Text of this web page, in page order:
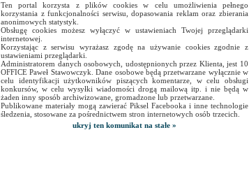
Ten portal korzysta z plików cookies w celu umożliwienia pełnego
korzystania z funkcjonalności serwisu, dopasowania reklam oraz zbierania
anonimowych statystyk.
Obsługę cookies możesz wyłączyć w ustawieniach Twojej przeglądarki
internetowej.
Korzystając z serwisu wyrażasz zgodę na używanie cookies zgodnie z
ustawieniami przeglądarki.
Administratorem danych osobowych, udostępnionych przez Klienta, jest 10
OFFICE Paweł Stawowczyk. Dane osobowe będą przetwarzane wyłącznie w
celu identyfikacji użytkowników piszących komentarze, w celu obsługi
konkursów, w celu wysyłki wiadomości drogą mailową itp. i nie będą w
żaden inny sposób archiwizowane, gromadzone lub przetwarzane.
Publikowane materiały mogą zawierać Piksel Facebooka i inne technologie
śledzenia, stosowane za pośrednictwem stron internetowych osób trzecich.
ukryj ten komunikat na stałe »